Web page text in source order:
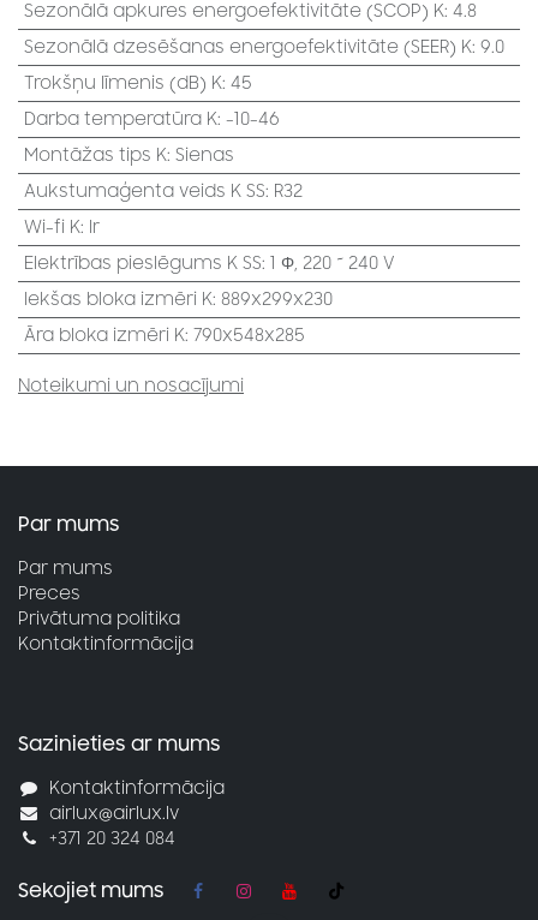
Sezonālā apkures energoefektivitāte (SCOP) K: 4.8
Sezonālā dzesēšanas energoefektivitāte (SEER) K: 9.0
Trokšņu līmenis (dB) K: 45
Darba temperatūra K: -10-46
Montāžas tips K: Sienas
Aukstumaģenta veids K SS: R32
Wi-fi K: Ir
Elektrības pieslēgums K SS: 1 Φ, 220 ~ 240 V
Iekšas bloka izmēri K: 889x299x230
Āra bloka izmēri K: 790x548x285
Noteikumi un nosacījumi
Par mums
Par mums
Preces
Privātuma politika
Kontaktinformācija
Sazinieties ar mums
Kontaktinformācija
airlux@airlux.lv
+371 20 324 084
Sekojiet mums